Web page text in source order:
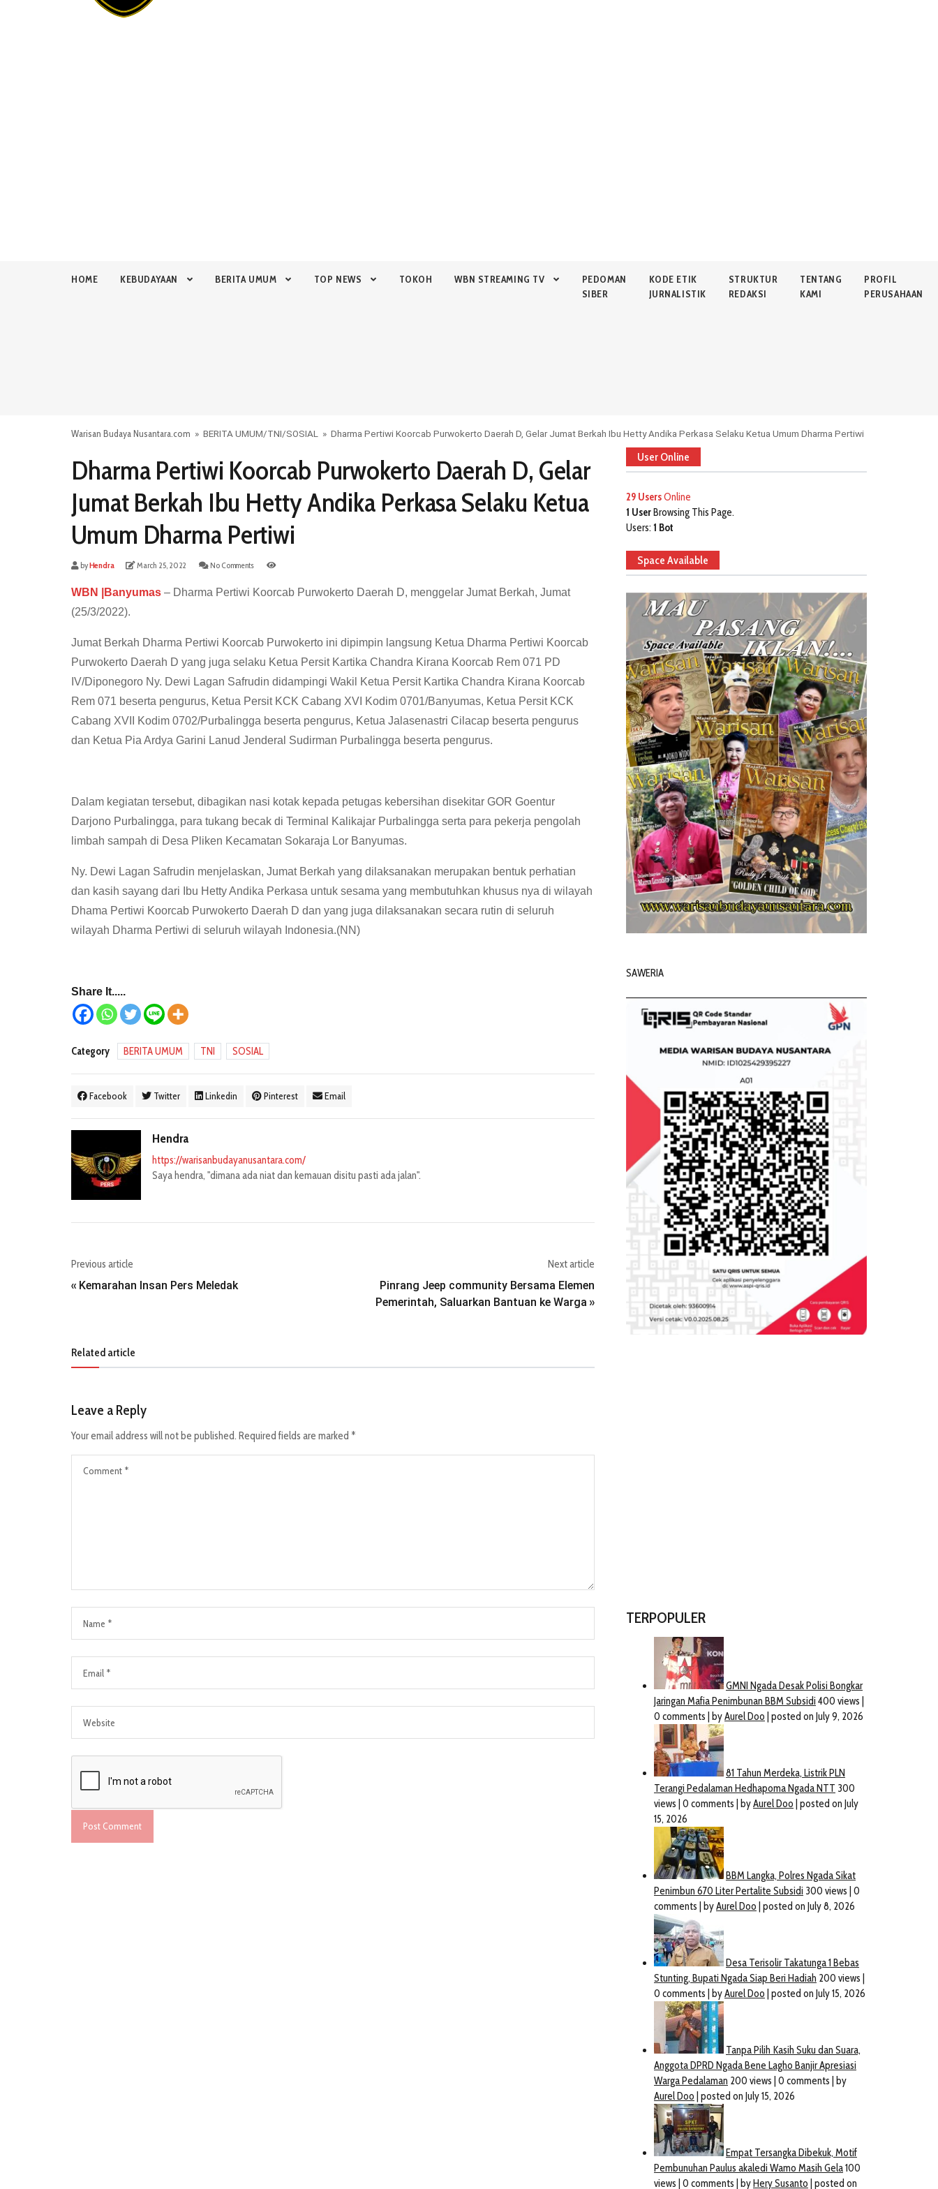
HOME KEBUDAYAAN BERITA UMUM TOP NEWS TOKOH WBN STREAMING TV
PEDOMAN
SIBER
KODE ETIK
JURNALISTIK
STRUKTUR
REDAKSI
TENTANG
KAMI
PROFIL
PERUSAHAAN
Warisan Budaya Nusantara.com » BERITA UMUM/TNI/SOSIAL » Dharma Pertiwi Koorcab Purwokerto Daerah D, Gelar Jumat Berkah Ibu Hetty Andika Perkasa Selaku Ketua Umum Dharma Pertiwi
Dharma Pertiwi Koorcab Purwokerto Daerah D, Gelar
Jumat Berkah Ibu Hetty Andika Perkasa Selaku Ketua
Umum Dharma Pertiwi
byHendra March 25, 2022 No Comments
WBN |Banyumas – Dharma Pertiwi Koorcab Purwokerto Daerah D, menggelar Jumat Berkah, Jumat
(25/3/2022).
Jumat Berkah Dharma Pertiwi Koorcab Purwokerto ini dipimpin langsung Ketua Dharma Pertiwi Koorcab
Purwokerto Daerah D yang juga selaku Ketua Persit Kartika Chandra Kirana Koorcab Rem 071 PD
IV/Diponegoro Ny. Dewi Lagan Safrudin didampingi Wakil Ketua Persit Kartika Chandra Kirana Koorcab
Rem 071 beserta pengurus, Ketua Persit KCK Cabang XVI Kodim 0701/Banyumas, Ketua Persit KCK
Cabang XVII Kodim 0702/Purbalingga beserta pengurus, Ketua Jalasenastri Cilacap beserta pengurus
dan Ketua Pia Ardya Garini Lanud Jenderal Sudirman Purbalingga beserta pengurus.
Dalam kegiatan tersebut, dibagikan nasi kotak kepada petugas kebersihan disekitar GOR Goentur
Darjono Purbalingga, para tukang becak di Terminal Kalikajar Purbalingga serta para pekerja pengolah
limbah sampah di Desa Pliken Kecamatan Sokaraja Lor Banyumas.
Ny. Dewi Lagan Safrudin menjelaskan, Jumat Berkah yang dilaksanakan merupakan bentuk perhatian
dan kasih sayang dari Ibu Hetty Andika Perkasa untuk sesama yang membutuhkan khusus nya di wilayah
Dhama Pertiwi Koorcab Purwokerto Daerah D dan yang juga dilaksanakan secara rutin di seluruh
wilayah Dharma Pertiwi di seluruh wilayah Indonesia.(NN)
Share It.....
Category BERITA UMUM TNI SOSIAL
Facebook Twitter Linkedin Pinterest Email
Hendra
https://warisanbudayanusantara.com/
Saya hendra, "dimana ada niat dan kemauan disitu pasti ada jalan".
Previous article
« Kemarahan Insan Pers Meledak
Next article
Pinrang Jeep community Bersama Elemen
Pemerintah, Saluarkan Bantuan ke Warga »
Related article
Leave a Reply
Your email address will not be published. Required fields are marked *
User Online
29 UsersOnline
1 UserBrowsing This Page.
Users: 1 Bot
Space Available
SAWERIA
TERPOPULER